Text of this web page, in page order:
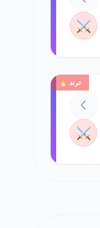
⚔️
ترند 🔥
⚔️